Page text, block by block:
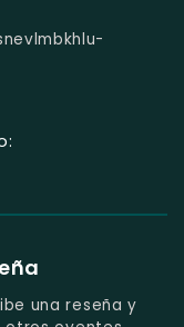
una reseña y